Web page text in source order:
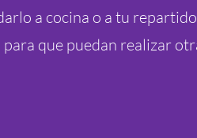
a cocina o a tu
que puedan realizar